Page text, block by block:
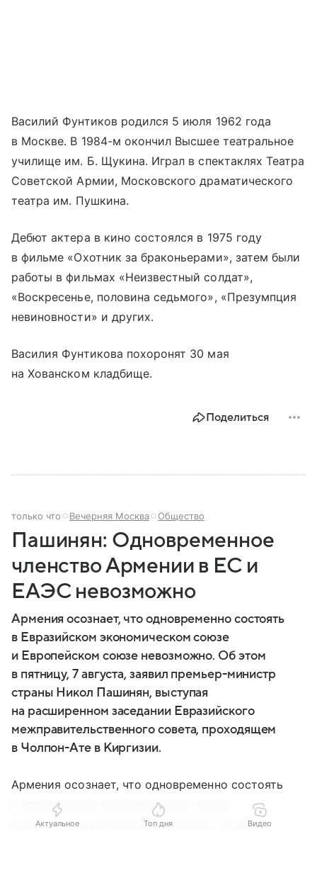
Василий Фунтиков родился 5 июля 1962 года
в Москве. В 1984-м окончил Высшее театральное
училище им. Б. Щукина. Играл в спектаклях Театра
Советской Армии, Московского драматического
театра им. Пушкина.
Дебют актера в кино состоялся в 1975 году
в фильме «Охотник за браконьерами», затем были
работы в фильмах «Неизвестный солдат»,
«Воскресенье, половина седьмого», «Презумпция
невиновности» и других.
Василия Фунтикова похоронят 30 мая
на Хованском кладбище.
Поделиться
только что Вечерняя Москва Общество
Пашинян: Одновременное
членство Армении в ЕС и
ЕАЭС невозможно
Армения осознает, что одновременно состоять
в Евразийском экономическом союзе
и Европейском союзе невозможно. Об этом
в пятницу, 7 августа, заявил премьер-министр
страны Никол Пашинян, выступая
на расширенном заседании Евразийского
межправительственного совета, проходящем
в Чолпон-Ате в Киргизии.
Армения осознает, что одновременно состоять
в Евразийском экономическом союзе
и Европейском союзе невозможно. Об этом
Актуальное Топ дня Видео